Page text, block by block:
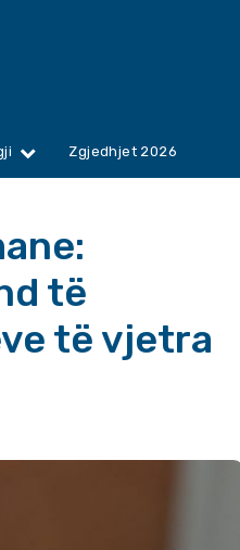
Zgjedhjet 2026
të
të vjetra